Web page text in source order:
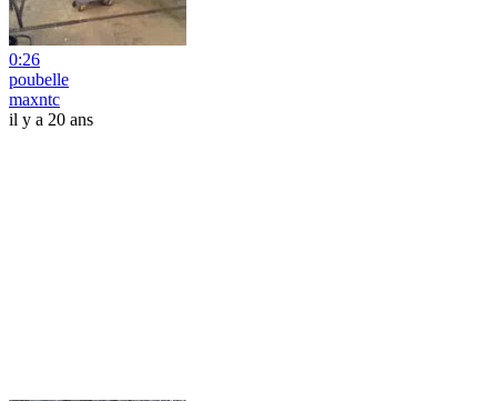
0:26
poubelle
maxntc
il y a 20 ans